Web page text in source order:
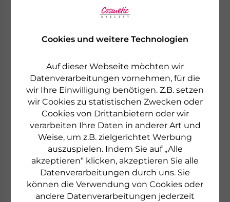
Cookies und weitere Technologien
Auf dieser Webseite möchten wir
Datenverarbeitungen vornehmen, für die
wir Ihre Einwilligung benötigen. Z.B. setzen
wir Cookies zu statistischen Zwecken oder
Cookies von Drittanbietern oder wir
verarbeiten Ihre Daten in anderer Art und
Weise, um z.B. zielgerichtet Werbung
auszuspielen. Indem Sie auf „Alle
akzeptieren“ klicken, akzeptieren Sie alle
Datenverarbeitungen durch uns. Sie
können die Verwendung von Cookies oder
andere Datenverarbeitungen jederzeit
FOREST
EYE GEL
Kühlendes Augengel
€ 41,90
20 ml
€ 2.095,00 pro 1 l
sofort lieferbar
zum Produkt